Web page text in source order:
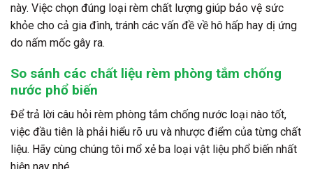
này. Việc chọn đúng loại rèm chất lượng giúp bảo vệ sức
khỏe cho cả gia đình, tránh các vấn đề về hô hấp hay dị ứng
do nấm mốc gây ra.
So sánh các chất liệu rèm phòng tắm chống
nước phổ biến
Để trả lời câu hỏi rèm phòng tắm chống nước loại nào tốt,
việc đầu tiên là phải hiểu rõ ưu và nhược điểm của từng chất
liệu. Hãy cùng chúng tôi mổ xẻ ba loại vật liệu phổ biến nhất